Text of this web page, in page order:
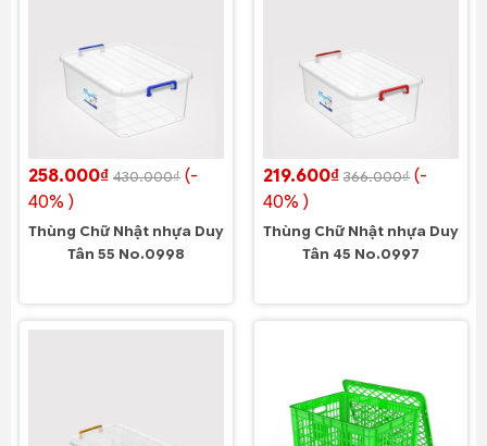
258.000₫ 430.000₫ (-
40% )
Thùng Chữ Nhật nhựa Duy
Tân 55 No.0998
219.600₫ 366.000₫ (-
40% )
Thùng Chữ Nhật nhựa Duy
Tân 45 No.0997